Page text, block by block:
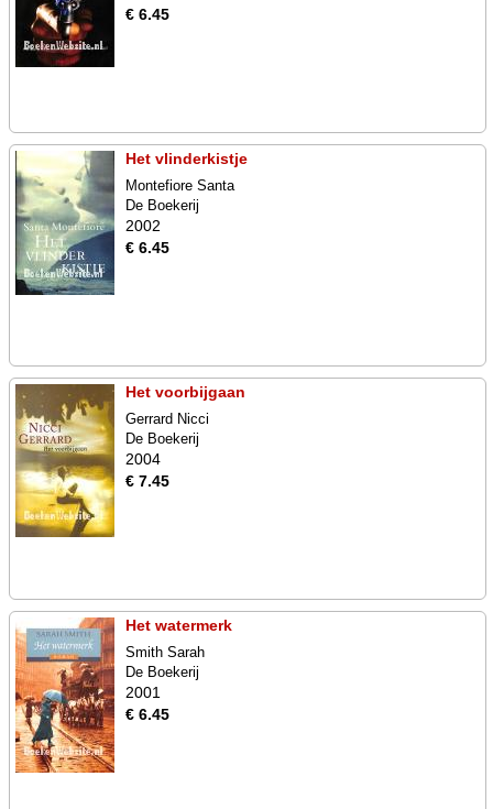
€ 6.45
Het vlinderkistje
Montefiore Santa
De Boekerij
2002
€ 6.45
Het voorbijgaan
Gerrard Nicci
De Boekerij
2004
€ 7.45
Het watermerk
Smith Sarah
De Boekerij
2001
€ 6.45